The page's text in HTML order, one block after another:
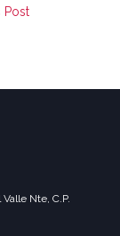
Post
Nte, C.P.